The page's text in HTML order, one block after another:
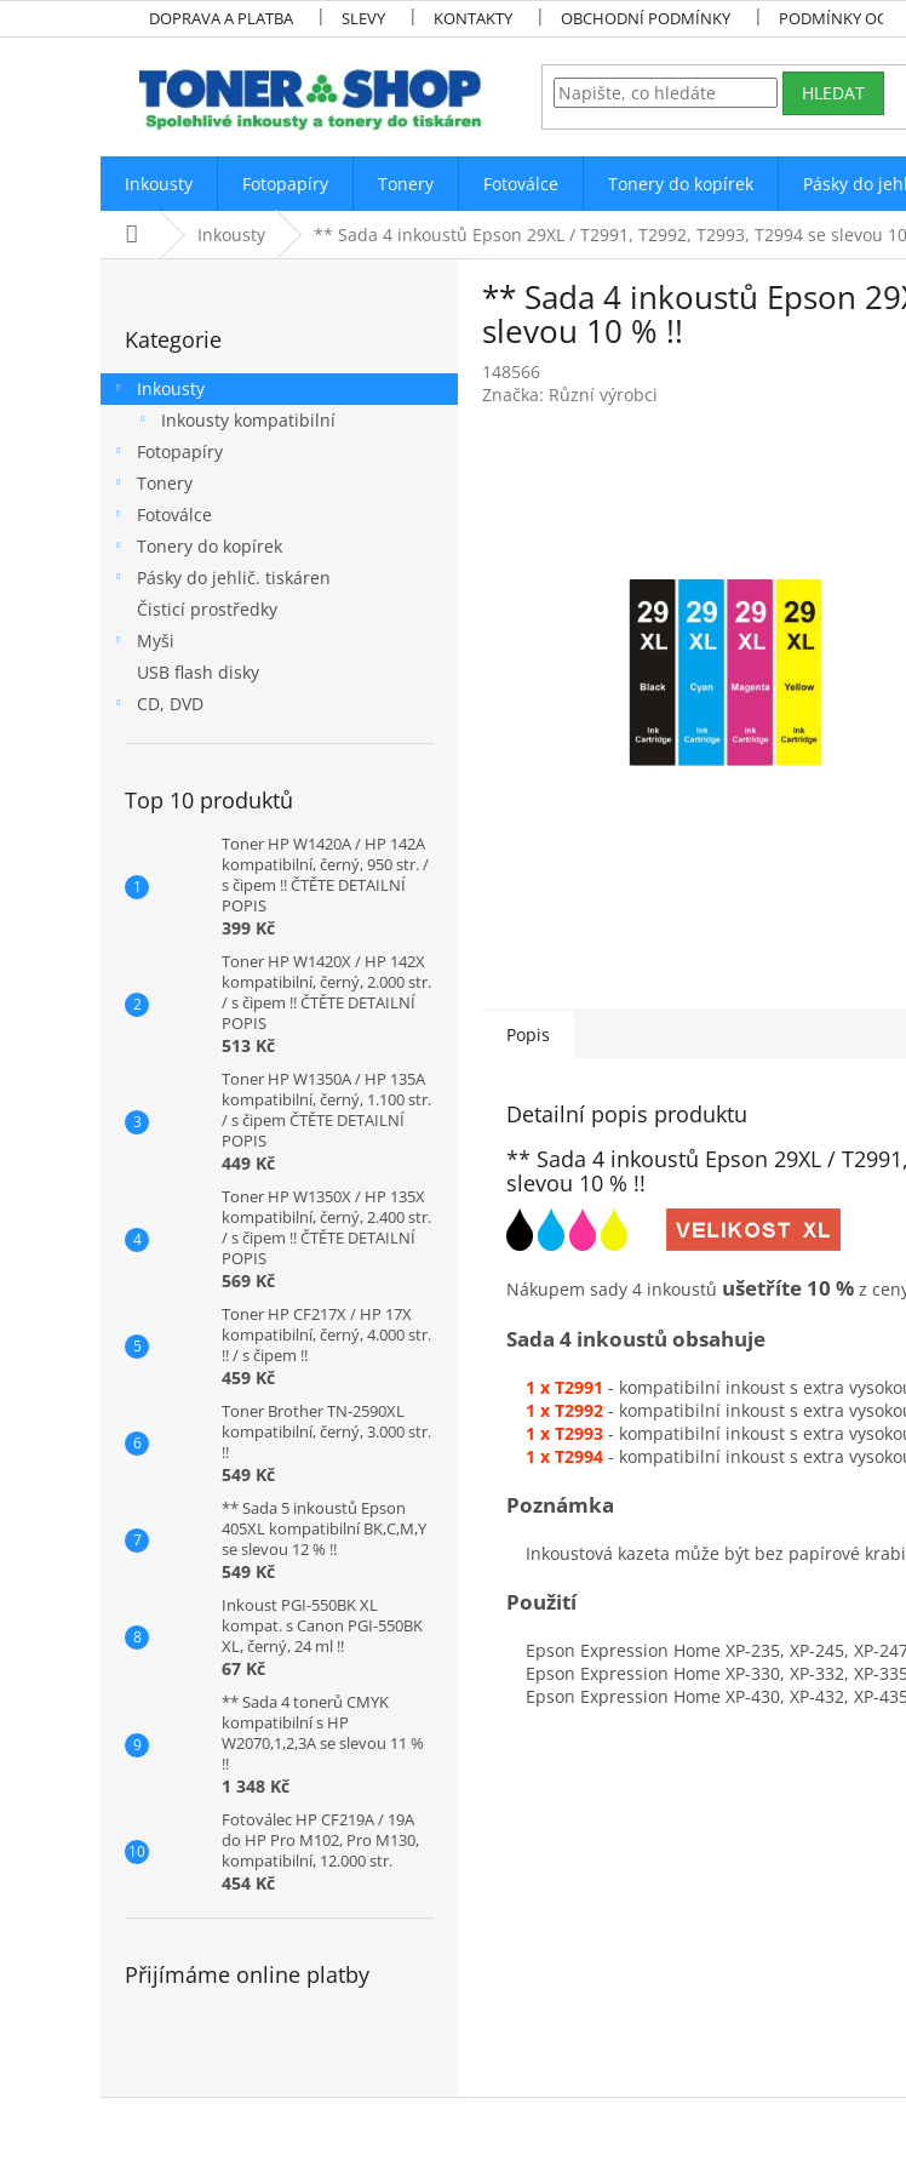
na
DOPRAVA A PLATBA SLEVY KONTAKTY OBCHODNÍ PODMÍNKY PODMÍNKY
HLEDAT
Inkousty Fotopapíry Tonery Fotoválce Tonery do kopírek Pásky do
Domů Inkousty ** Sada 4 inkoustů Epson 29XL / T2991, T2992, T2993, T2994 se slevou
r
a
kategorie
Kategorie
Inkousty
Inkousty kompatibilní
Fotopapíry
Tonery
Fotoválce
Tonery do kopírek
Pásky do jehlič. tiskáren
Čisticí prostředky
Myši
USB flash disky
CD, DVD
Top 10 produktů
Toner HP W1420A / HP 142A
kompatibilní, černý, 950 str. /
s čipem !! ČTĚTE DETAILNÍ
POPIS
399 Kč
Toner HP W1420X / HP 142X
kompatibilní, černý, 2.000 str.
/ s čipem !! ČTĚTE DETAILNÍ
POPIS
513 Kč
Toner HP W1350A / HP 135A
kompatibilní, černý, 1.100 str.
/ s čipem ČTĚTE DETAILNÍ
POPIS
449 Kč
Toner HP W1350X / HP 135X
kompatibilní, černý, 2.400 str.
/ s čipem !! ČTĚTE DETAILNÍ
POPIS
569 Kč
Toner HP CF217X / HP 17X
kompatibilní, černý, 4.000 str.
!! / s čipem !!
459 Kč
Toner Brother TN-2590XL
kompatibilní, černý, 3.000 str.
!!
549 Kč
** Sada 5 inkoustů Epson
405XL kompatibilní BK,C,M,Y
se slevou 12 % !!
549 Kč
Inkoust PGI-550BK XL
kompat. s Canon PGI-550BK
XL, černý, 24 ml !!
67 Kč
** Sada 4 tonerů CMYK
kompatibilní s HP
W2070,1,2,3A se slevou 11 %
!!
1 348 Kč
Fotoválec HP CF219A / 19A
do HP Pro M102, Pro M130,
kompatibilní, 12.000 str.
454 Kč
Přijímáme online platby
** Sada 4 inkoustů Epson
slevou 10 % !!
148566
Značka: Různí výrobci
Popis
Detailní popis produktu
** Sada 4 inkoustů Epson 29XL /
slevou 10 % !!
Nákupem sady 4 inkoustů ušetříte 10 % z
Sada 4 inkoustů obsahuje
1 x T2991 - kompatibilní inkoust s extra
1 x T2992 - kompatibilní inkoust s extra
1 x T2993 - kompatibilní inkoust s extra
1 x T2994 - kompatibilní inkoust s extra
Poznámka
Inkoustová kazeta může být bez papírové
Použití
Epson Expression Home XP-235, XP-245, XP-
Epson Expression Home XP-330, XP-332, XP-
Epson Expression Home XP-430, XP-432, XP-